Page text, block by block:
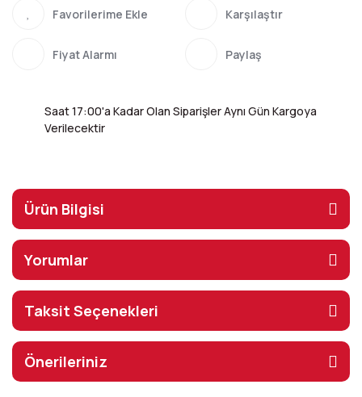
Karşılaştır
Fiyat Alarmı Paylaş
Saat 17:00'a Kadar Olan Siparişler Aynı Gün Kargoya
Verilecektir
Ürün Bilgisi
Yorumlar
Taksit Seçenekleri
Önerileriniz